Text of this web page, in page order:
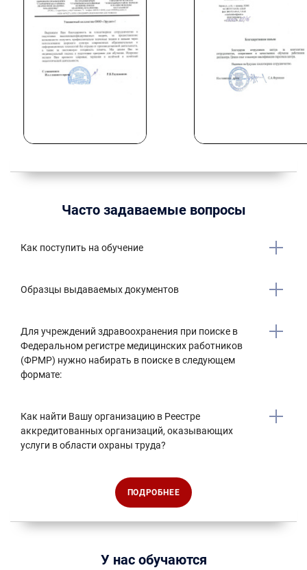
Часто задаваемые вопросы
Как поступить на обучение
Образцы выдаваемых документов
Для учреждений здравоохранения при поиске в
Федеральном регистре медицинских работников
(ФРМР) нужно набирать в поиске в следующем
формате:
Как найти Вашу организацию в Реестре
аккредитованных организаций, оказывающих
услуги в области охраны труда?
ПОДРОБНЕЕ
У нас обучаются